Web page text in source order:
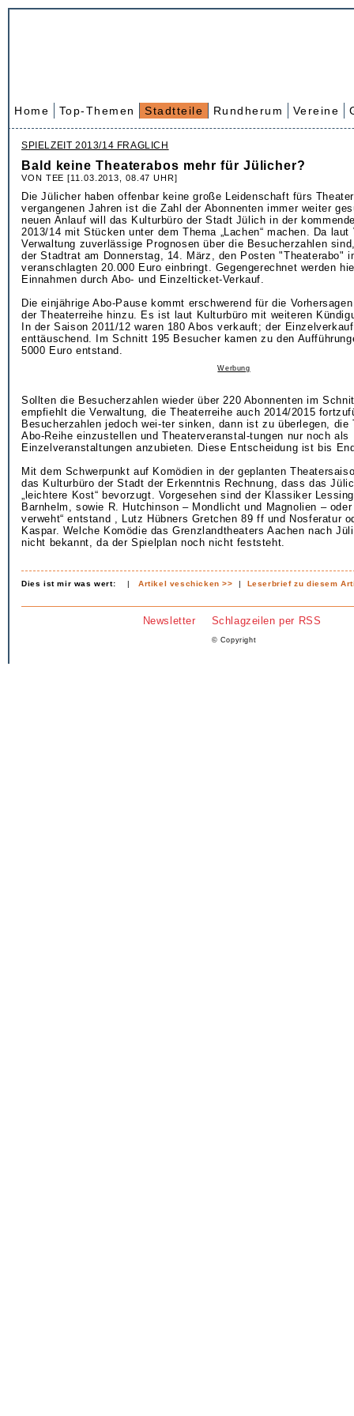
Home Top-Themen Stadtteile Rundherum Vereine
SPIELZEIT 2013/14 FRAGLICH
Bald keine Theaterabos mehr für Jülicher?
VON TEE [11.03.2013, 08.47 UHR]
Die Jülicher haben offenbar keine große Leidenschaft fürs
vergangenen Jahren ist die Zahl der Abonnenten immer weiter
neuen Anlauf will das Kulturbüro der Stadt Jülich in der
2013/14 mit Stücken unter dem Thema „Lachen“ machen. Da laut
Verwaltung zuverlässige Prognosen über die Besucherzahlen
der Stadtrat am Donnerstag, 14. März, den Posten "Theaterabo"
veranschlagten 20.000 Euro einbringt. Gegengerechnet werden
Einnahmen durch Abo- und Einzelticket-Verkauf.
Die einjährige Abo-Pause kommt erschwerend für die
der Theaterreihe hinzu. Es ist laut Kulturbüro mit weiteren
In der Saison 2011/12 waren 180 Abos verkauft; der
enttäuschend. Im Schnitt 195 Besucher kamen zu den
5000 Euro entstand.
Werbung
Sollten die Besucherzahlen wieder über 220 Abonnenten im
empfiehlt die Verwaltung, die Theaterreihe auch 2014/2015
Besucherzahlen jedoch wei-ter sinken, dann ist zu überlegen, die
Abo-Reihe einzustellen und Theaterveranstal-tungen nur noch als
Einzelveranstaltungen anzubieten. Diese Entscheidung ist bis
Mit dem Schwerpunkt auf Komödien in der geplanten
das Kulturbüro der Stadt der Erkenntnis Rechnung, dass das
„leichtere Kost“ bevorzugt. Vorgesehen sind der Klassiker
Barnhelm, sowie R. Hutchinson – Mondlicht und Magnolien – oder
verweht“ entstand , Lutz Hübners Gretchen 89 ff und Nosferatur
Kaspar. Welche Komödie das Grenzlandtheaters Aachen nach
nicht bekannt, da der Spielplan noch nicht feststeht.
Dies ist mir was wert: |Artikel veschicken >> | Leserbrief zu diesem
Newsletter Schlagzeilen per RSS
© Copyright